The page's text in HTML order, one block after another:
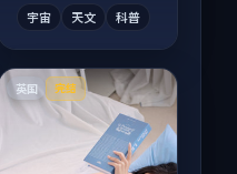
宇宙 天文 科普
英国 完结